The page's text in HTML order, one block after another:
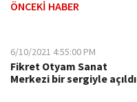
ÖNCEKİ HABER
6/10/2021 4:55:00 PM
Fikret Otyam Sanat
Merkezi bir sergiyle açıldı